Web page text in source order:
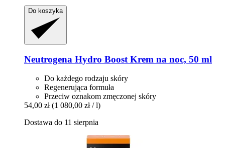
Do koszyka
Neutrogena Hydro Boost Krem na noc, 50 ml
Do każdego rodzaju skóry
Regenerująca formuła
Przeciw oznakom zmęczonej skóry
54,00 zł (1 080,00 zł / l)
Dostawa do 11 sierpnia